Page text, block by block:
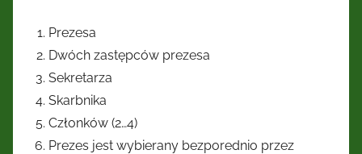
Prezesa
Dwóch zastępców prezesa
Sekretarza
Skarbnika
Członków (2…4)
Prezes jest wybierany bezporednio przez